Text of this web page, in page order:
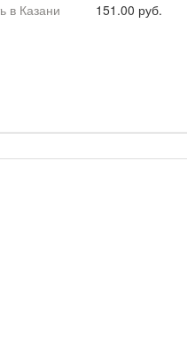
в Казани 151.00 руб.